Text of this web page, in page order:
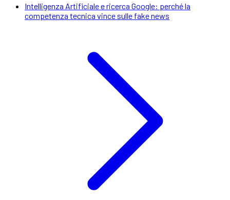
Intelligenza Artificiale e ricerca Google: perché la
competenza tecnica vince sulle fake news